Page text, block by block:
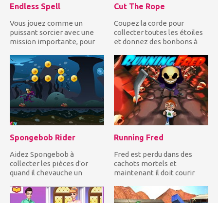
Endless Spell
Vous jouez comme un
puissant sorcier avec une
mission importante, pour
prè...
Cut The Rope
Coupez la corde pour
collecter toutes les étoiles
et donnez des bonbons à
chaq...
Spongebob Rider
Aidez Spongebob à
collecter les pièces d'or
quand il chevauche un
Mais vo...
Running Fred
Fred est perdu dans des
cachots mortels et
maintenant il doit courir